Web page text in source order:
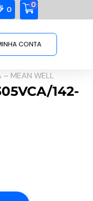
0
0
CONTA
MEAN WELL
142-